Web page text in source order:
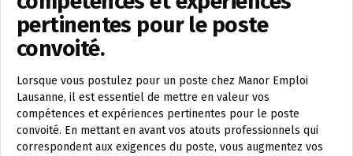
pertinentes pour le poste
convoité.
Lorsque vous postulez pour un poste chez Manor Emploi
Lausanne, il est essentiel de mettre en valeur vos
compétences et expériences pertinentes pour le poste
convoité. En mettant en avant vos atouts professionnels qui
correspondent aux exigences du poste, vous augmentez vos